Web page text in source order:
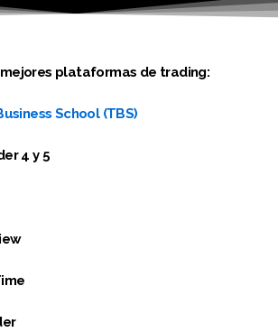
mejores plataformas de trading:
School (TBS)
4 y 5